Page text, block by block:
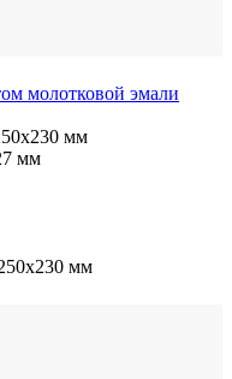
молотковой эмали
мм
мм
мм